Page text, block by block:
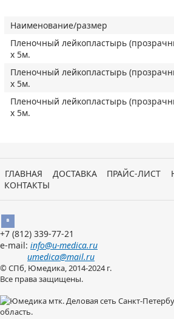
Наименование/размер
Пленочный лейкопластырь
х 5м.
Пленочный лейкопластырь
х 5м.
Пленочный лейкопластырь
х 5м.
ГЛАВНАЯ ДОСТАВКА ПРАЙС-ЛИСТ
КОНТАКТЫ
+7 (812) 339-77-21
e-mail: info@u-medica.ru
umedica@mail.ru
© СПб, Юмедика, 2014-2024 г.
Все права защищены.